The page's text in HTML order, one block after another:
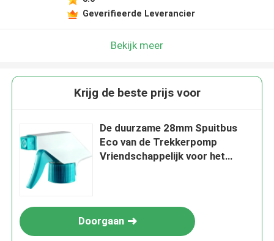
Geverifieerde Leverancier
Bekijk meer
Krijg de beste prijs voor
De duurzame 28mm Spuitbus
Eco van de Trekkerpomp
Vriendschappelijk voor het
Doorgaan